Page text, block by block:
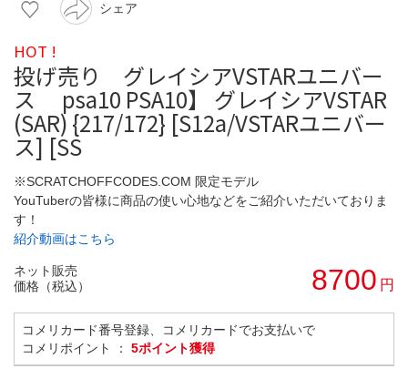
シェア
HOT !
投げ売り グレイシアVSTARユニバー
ス psa10 PSA10】 グレイシアVSTAR
(SAR) {217/172} [S12a/VSTARユニバー
ス] [SS
※SCRATCHOFFCODES.COM 限定モデル
YouTuberの皆様に商品の使い心地などをご紹介いただいておりま
す！
紹介動画はこちら
ネット販売
価格（税込）
8700 円
コメリカード番号登録、コメリカードでお支払いで
コメリポイント ： 5ポイント獲得